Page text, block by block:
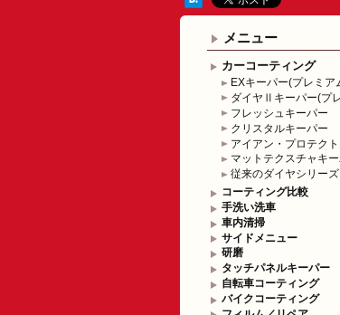
メニュー
カーコーティング
EXキーパー(プレミア
ダイヤⅡキーパー(プ
フレッシュキーパー
クリスタルキーパー
アイアン・プロテク
マットテクスチャキ
従来のダイヤシリーズ
コーティング比較
手洗い洗車
車内清掃
サイドメニュー
研磨
タッチパネルキーパー
自転車コーティング
バイクコーティング